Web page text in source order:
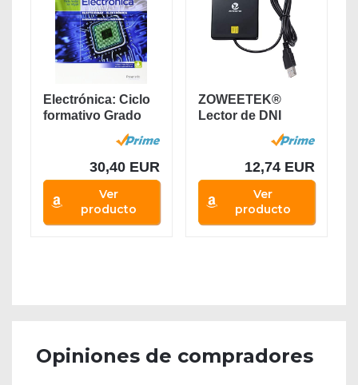
Electrónica: Ciclo
formativo Grado
30,40 EUR
Ver
producto
ZOWEETEK®
Lector de DNI
electrónico CAC...
12,74 EUR
Ver
producto
Opiniones de compradores